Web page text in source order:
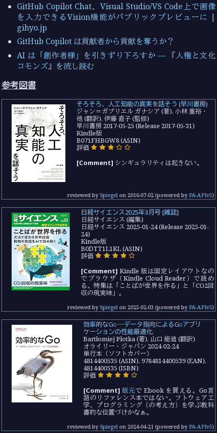
GitHub Copilot Chat、Visual Studio/VS Code上で画像
を入力できるVision機能がパブリックプレビューに |
gihyo.jp
GitHub Copilot は貢献者から貢献を奪うか？
AI は「創作者様」を引きずり下ろすか — 『人権と文化
コモンズ』を流し読む
参考図書
そろそろ、人工知能の真実を話そう (早川書房)
ジャン＝ガブリエル ガナシア (著), 小林 重裕・
他 (翻訳), 伊藤 直子 (監修)
早川書房 2017-05-25 (Release 2017-05-31)
Kindle版
B071FHBGW8 (ASIN)
評価
[Comment] シンギュラリティは起きない。
reviewed by Spiegel on 2016-07-02(powered by PA-APIv5)
日経サイエンス2025年3月号 [雑誌]
日経サイエンス (編集)
日経サイエンス 2025-01-24 (Release 2025-01-
24)
Kindle版
B0DTT1L1KL (ASIN)
評価
[Comment] Kindle 版は固定レイアウトなの
でブラウザ（Kindle Cloud Reader）で読め
る。特集は「ことばが世界を作る」と「CO2回
収の現実味」。
reviewed by Spiegel on 2025-02-03 (powered by PA-APIv5)
効率的なGo ―データ指向によるGoアプリ
ケーションの性能最適化
Bartłomiej Płotka (著), 山口 能迪 (翻訳)
オライリー・ジャパン 2024-02-24
単行本（ソフトカバー）
4814400535 (ASIN), 9784814400539 (EAN),
4814400535 (ISBN)
評価
[Comment] 版元で Ebook を買える。Go言
語のリファレンス本ではない。フトウェア工
学，プログラミング（の考え方）を学ぶ教科
書的な位置づけかなぁ。
reviewed by Spiegel on 2024-04-21 (powered by PA-APIv5)